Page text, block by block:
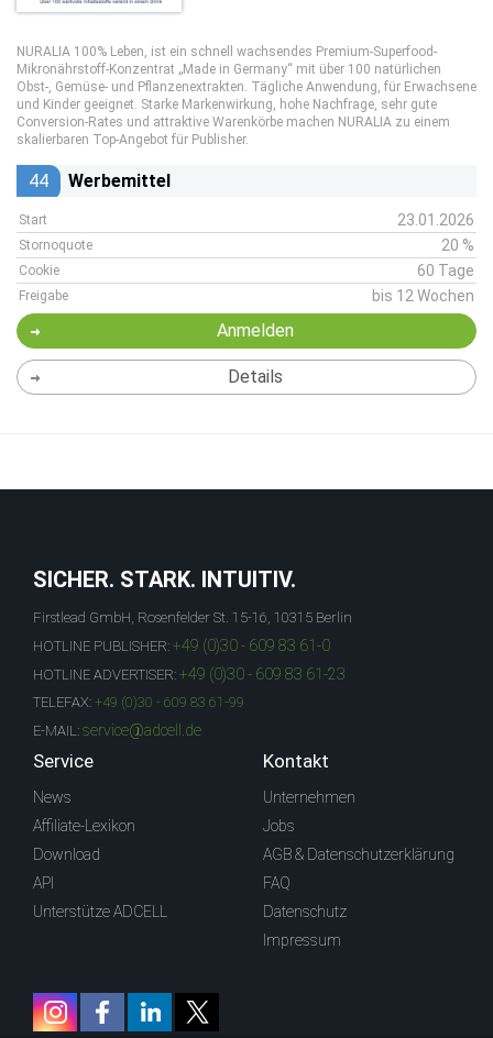
NURALIA 100% Leben, ist ein schnell wachsendes Premium-Superfood-
Mikronährstoff-Konzentrat „Made in Germany“ mit über 100 natürlichen
Obst-, Gemüse- und Pflanzenextrakten. Tägliche Anwendung, für Erwachsene
und Kinder geeignet. Starke Markenwirkung, hohe Nachfrage, sehr gute
Conversion-Rates und attraktive Warenkörbe machen NURALIA zu einem
skalierbaren Top-Angebot für Publisher.
44 Werbemittel
Start 23.01.2026
Stornoquote 20 %
Cookie 60 Tage
Freigabe bis 12 Wochen
Anmelden
Details
SICHER. STARK. INTUITIV.
Firstlead GmbH, Rosenfelder St. 15-16, 10315 Berlin
HOTLINE PUBLISHER: +49 (0)30 - 609 83 61-0
HOTLINE ADVERTISER: +49 (0)30 - 609 83 61-23
TELEFAX: +49 (0)30 - 609 83 61-99
E-MAIL: service@adcell.de
Service
News
Affiliate-Lexikon
Download
API
Unterstütze ADCELL
Kontakt
Unternehmen
Jobs
AGB & Datenschutzerklärung
FAQ
Datenschutz
Impressum